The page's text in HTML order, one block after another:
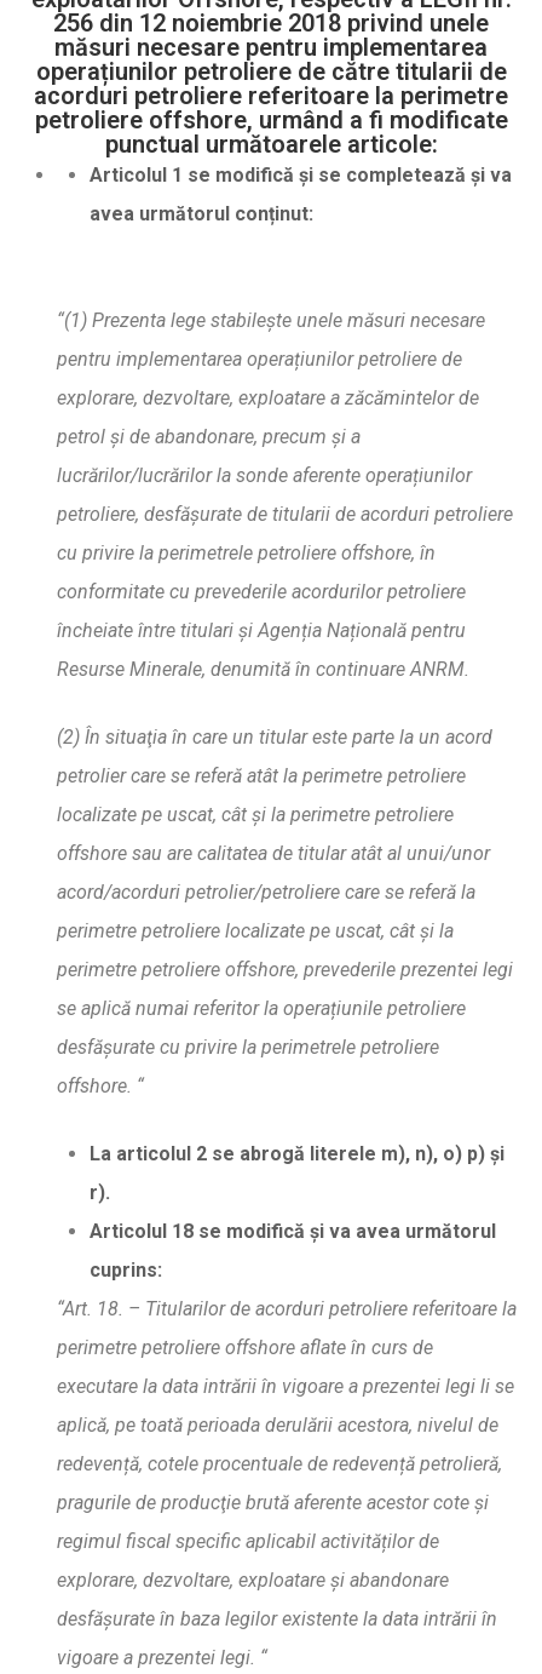
256 din 12 noiembrie 2018 privind unele
măsuri necesare pentru implementarea
operațiunilor petroliere de către titularii de
acorduri petroliere referitoare la perimetre
petroliere offshore, urmând a fi modificate
punctual următoarele articole:
Articolul 1 se modifică și se completează și va
avea următorul conținut:
“(1) Prezenta lege stabilește unele măsuri necesare
pentru implementarea operațiunilor petroliere de
explorare, dezvoltare, exploatare a zăcămintelor de
petrolși de abandonare, precumși a
lucrărilor/lucrărilor la sonde aferente operațiunilor
petroliere, desfășurate de titularii de acorduri petroliere
cu privire la perimetrele petroliere offshore, în
conformitate cu prevederile acordurilor petroliere
încheiate între titulariși Agenția Națională pentru
Resurse Minerale, denumită în continuare ANRM.
(2) În situatia în care un titular este parte la un acord
petrolier care se referă atât la perimetre petroliere
localizate pe uscat, câtși la perimetre petroliere
offshore sau are calitatea de titular atât al unui/unor
acord/acorduri petrolier/petroliere care se referă la
perimetre petroliere localizate pe uscat, câtși la
perimetre petroliere offshore, prevederile prezentei legi
se aplică numai referitor la operațiunile petroliere
desfășurate cu privire la perimetrele petroliere
offshore. “
La articolul 2 se abrogă literele m), n), o) p)şi
r).
Articolul 18 se modifică și va avea următorul
cuprins:
“Art. 18. – Titularilor de acorduri petroliere referitoare la
perimetre petroliere offshore aflate în curs de
executare la data intrării în vigoare a prezentei legi li se
aplică, pe toată perioada derulării acestora, nivelul de
redevență, cotele procentuale de redevență petrolieră,
pragurile de productie brută aferente acestor coteși
regimul fiscal specific aplicabil activităților de
explorare, dezvoltare, exploatareși abandonare
desfasurate în baza legilor existente la data intrarii în
vigoare a prezentei legi. “